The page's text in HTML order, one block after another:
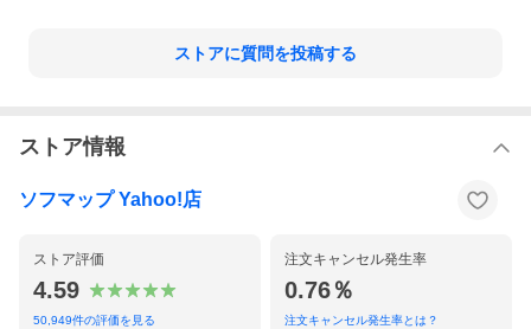
ストアに質問を投稿する
ストア情報
ソフマップ Yahoo!店
ストア評価
4.59
50,949件の評価を見る
注文キャンセル発生率
0.76％
注文キャンセル発生率とは？